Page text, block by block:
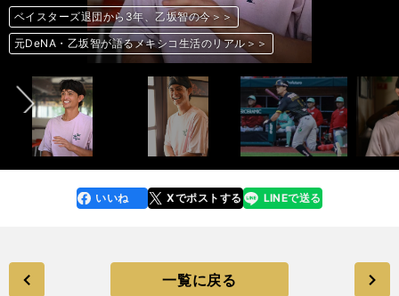
ベイスターズ退団から3年、乙坂智の今＞＞
元DeNA・乙坂智が語るメキシコ生活のリアル＞＞
ベイスターズ退団から3年、乙坂智の今＞＞
元DeNA・乙坂智が語るメキシコ生活のリアル＞＞
ベイスターズ退団から3年、乙坂智の今＞＞
元DeNA・乙坂智が語るメキシコ生活のリアル＞＞
ベイスターズ退団から3年、乙坂智の今＞＞
元DeNA・乙坂智が語るメキシコ生活のリアル＞＞
ベイスターズ退団から3年、乙坂智の今＞＞
元DeNA・乙坂智が語るメキシコ生活のリアル＞＞
ベイスターズ退団から3年、乙坂智の今＞＞
元DeNA・乙坂智が語るメキシコ生活のリアル＞＞
ベイスターズ退団から3年、乙坂智の今＞＞
元DeNA・乙坂智が語るメキシコ生活のリアル＞＞
ベイスターズ退団から3年、乙坂智の今＞＞
元DeNA・乙坂智が語るメキシコ生活のリアル＞＞
ベイスターズ退団から3年、乙坂智の今＞＞
元DeNA・乙坂智が語るメキシコ生活のリアル＞＞
ベイスターズ退団から3年、乙坂智の今＞＞
元DeNA・乙坂智が語るメキシコ生活のリアル＞＞
ベイスターズ退団から3年、乙坂智の今＞＞
元DeNA・乙坂智が語るメキシコ生活のリアル＞＞
ベイスターズ退団から3年、乙坂智の今＞＞
元DeNA・乙坂智が語るメキシコ生活のリアル＞＞
ベイスターズ退団から3年、乙坂智の今＞＞
元DeNA・乙坂智が語るメキシコ生活のリアル＞＞
ベイスターズ退団から3年、乙坂智の今＞＞
元DeNA・乙坂智が語るメキシコ生活のリアル＞＞
ベイスターズ退団から3年、乙坂智の今＞＞
元DeNA・乙坂智が語るメキシコ生活のリアル＞＞
ベイスターズ退団から3年、乙坂智の今＞＞
元DeNA・乙坂智が語るメキシコ生活のリアル＞＞
ベイスターズ退団から3年、乙坂智の今＞＞
元DeNA・乙坂智が語るメキシコ生活のリアル＞＞
前へ
faceboo
k
いいね Xでポストする
line LINEで送る
一覧に戻る